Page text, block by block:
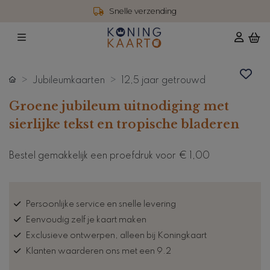
Snelle verzending
Jubileumkaarten 12,5 jaar getrouwd
Groene jubileum uitnodiging met
sierlijke tekst en tropische bladeren
Bestel gemakkelijk een proefdruk voor € 1,00
Persoonlijke service en snelle levering
Eenvoudig zelf je kaart maken
Exclusieve ontwerpen, alleen bij Koningkaart
Klanten waarderen ons met een 9.2